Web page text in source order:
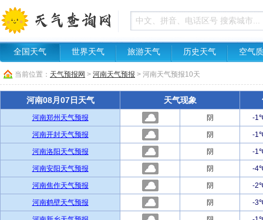
全国天气 世界天气 旅游天气 历史天气 空气
当前位置： 天气预报网 > 河南天气预报 > 河南天气预报10天
河南08月07日天气 天气现象
河南郑州天气预报 阴 -
河南开封天气预报 阴 -
河南洛阳天气预报 阴 -
河南安阳天气预报 阴 -
河南焦作天气预报 阴 -
河南鹤壁天气预报 阴 -